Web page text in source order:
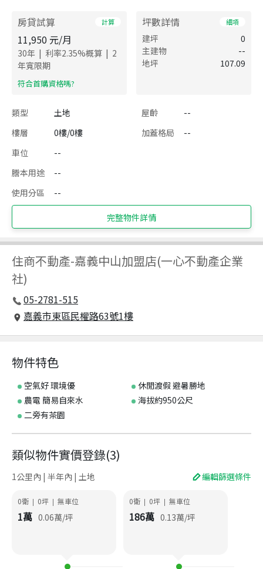
房貸試算 計算
11,950 元/月
30年 | 利率2.35%概算 | 2
年寬限期
​符合首購資格嗎?
坪數詳情 細項
建坪
0
主建物
--
地坪
107.09
類型 土地 屋齡
--
樓層
0樓/0樓 加蓋格局
--
車位
--
謄本用途
--
使用分區
--
完整物件詳情
住商不動產-嘉義中山加盟店(一心不動產企業
社)
05-2781-515
嘉義市東區民權路63號1樓
物件特色
空氣好 環境優
休閒渡假 避暑勝地
農電 簡易自來水
海拔約950公尺
二旁有茶園
類似物件實價登錄(3)
1公里內 | 半年內 | 土地 編輯篩選條件
0衛 | 0坪 | 無車位
1萬 0.06萬/坪
0衛 | 0坪 | 無車位
186萬 0.13萬/坪